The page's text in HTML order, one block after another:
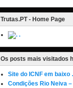
Trutas.PT - Home Page
.
Os posts mais visitados
Site do ICNF em baixo
Condições Rio Neiva